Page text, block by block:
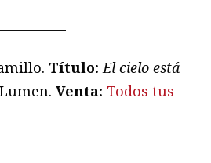
Título:El cielo está
Lumen. Venta: Todos tus